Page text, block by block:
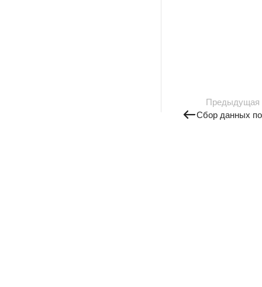
Предыдущая
Сбор данных